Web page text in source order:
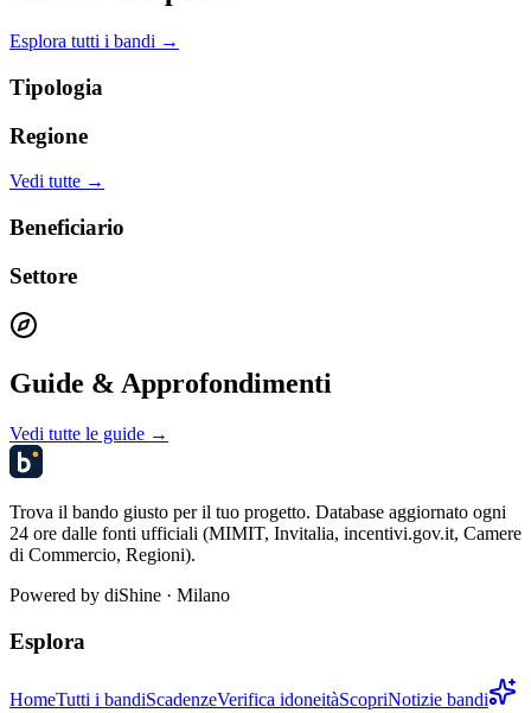
Esplora tutti i bandi →
Tipologia
Regione
Vedi tutte →
Beneficiario
Settore
Guide & Approfondimenti
Vedi tutte le guide →
Trova il bando giusto per il tuo progetto. Database aggiornato ogni
24 ore dalle fonti ufficiali (MIMIT, Invitalia, incentivi.gov.it, Camere
di Commercio, Regioni).
Powered by diShine · Milano
Esplora
HomeTutti i bandiScadenzeVerifica idoneitàScopriNotizie bandi